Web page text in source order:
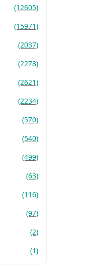
(12605)
(15971)
(2037)
(2278)
(2621)
(2234)
(570)
(540)
(499)
(63)
(116)
(97)
(2)
(1)